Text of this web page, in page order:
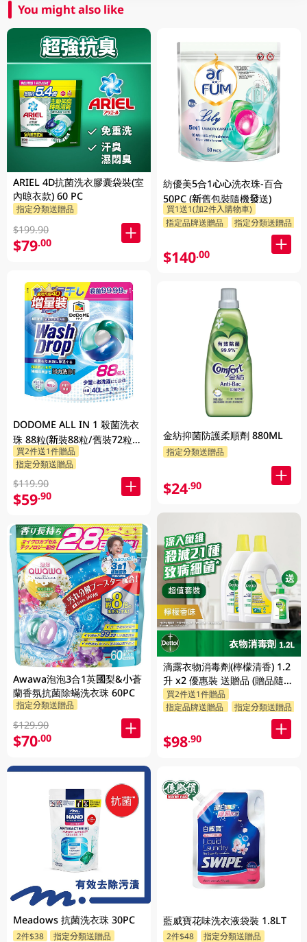
You might also like
ARIEL 4D抗菌洗衣膠囊袋裝(室
內晾衣款) 60 PC
指定分類送贈品
$199.90
$79.00
DODOME ALL IN 1 殺菌洗衣
珠 88粒(新裝88粒/舊裝72粒隨
機發貨)
買2件送1件贈品
指定分類送贈品
$119.90
$59.90
Awawa泡泡3合1英國梨&小蒼
蘭香氛抗菌除蟎洗衣珠 60PC
指定分類送贈品
$129.90
$70.00
Meadows 抗菌洗衣珠 30PC
2件$38 指定分類送贈品
紡優美5合1心心洗衣珠-百合
50PC (新舊包裝隨機發送)
買1送1(加2件入購物車)
指定品牌送贈品
指定分類送贈品
$140.00
金紡抑菌防護柔順劑 880ML
指定分類送贈品
$24.90
滴露衣物消毒劑(檸檬清香) 1.2
升 x2 優惠裝 送贈品 (贈品隨機
發送)
買2件送1件贈品
指定品牌送贈品
指定分類送贈品
$98.90
藍威寶花味洗衣液袋裝 1.8LT
2件$48 指定分類送贈品